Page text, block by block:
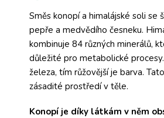
Směs konopí a himalájské soli se
pepře a medvědího česneku.
kombinuje 84 různých minerálů,
důležité pro metabolické
železa, tím růžovější je barva.
zásadité prostředí v těle.
Konopí je díky látkám v něm